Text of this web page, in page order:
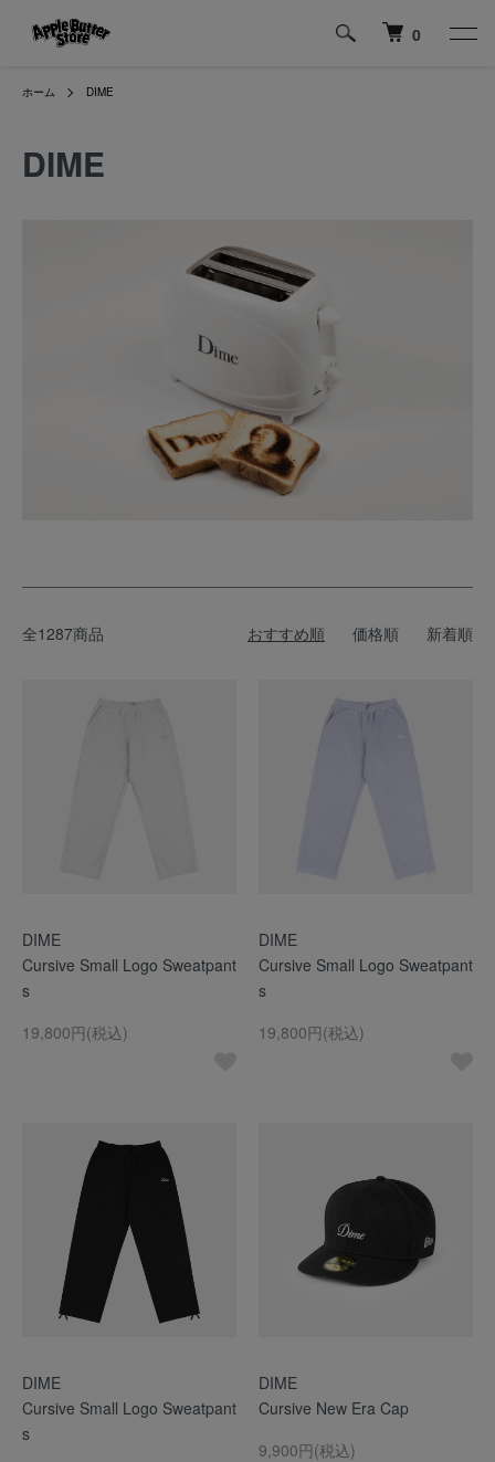
0
ホーム DIME
DIME
全1287商品 おすすめ順 価格順 新着順
DIME
Cursive Small Logo Sweatpant
s
19,800円(税込)
DIME
Cursive Small Logo Sweatpant
s
19,800円(税込)
DIME
Cursive Small Logo Sweatpant
s
DIME
Cursive New Era Cap
9,900円(税込)